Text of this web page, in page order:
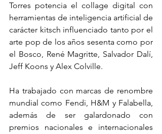
Torres potencia el collage digital con
herramientas de inteligencia artificial de
carácter kitsch influenciado tanto por el
arte pop de los años sesenta como por
el Bosco, René Magritte, Salvador Dalí,
Jeff Koons y Alex Colville.
Ha trabajado con marcas de renombre
mundial como Fendi, H&M y Falabella,
además de ser galardonado con
premios nacionales e internacionales